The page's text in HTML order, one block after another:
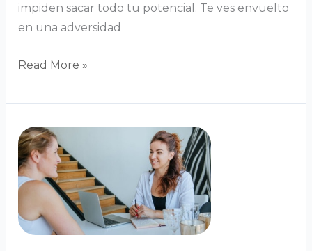
impiden sacar todo tu potencial. Te ves envuelto
en una adversidad
Read More »
Tarifas
del
coach
mental:
elegir